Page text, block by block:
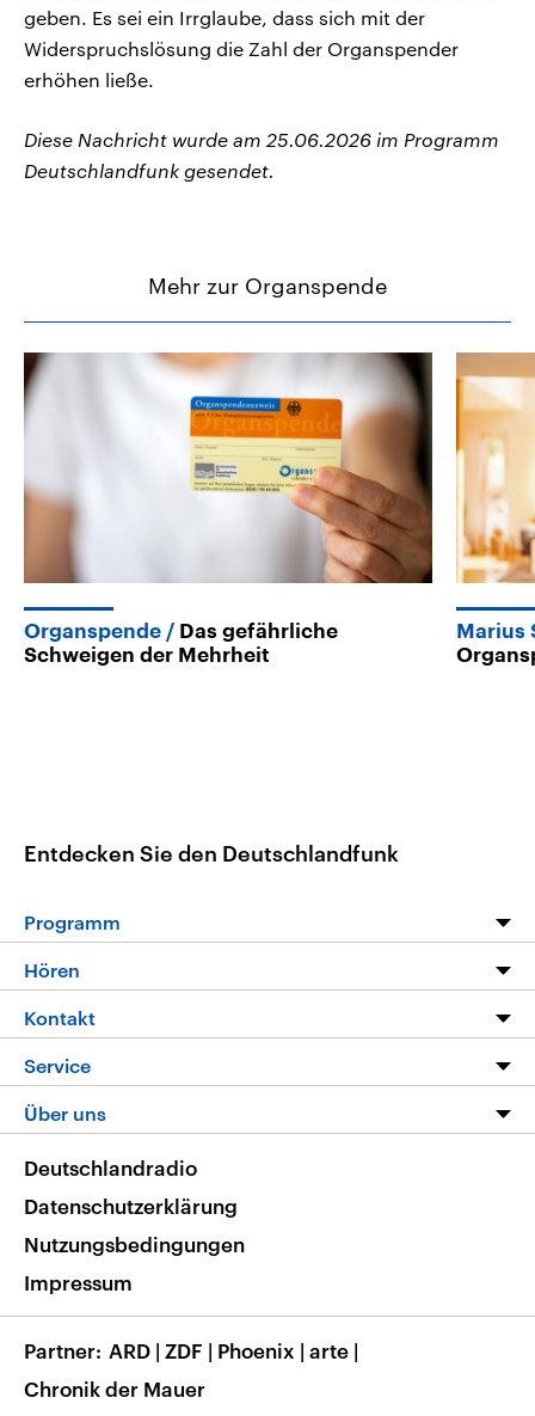
geben. Es sei ein Irrglaube, dass sich mit der
Widerspruchslösung die Zahl der Organspender
erhöhen ließe.
Diese Nachricht wurde am 25.06.2026 im Programm
Deutschlandfunk gesendet.
Mehr zur Organspende
Organspende
Das gefährliche
Schweigen der Mehrheit
Marius
Entdecken Sie den Deutschlandfunk
Programm
Programm
Die Nachrichten
Nachrichtenleicht
Neue Beiträge auf dlf.de
Hören
Livestream
Podcasts
Deutschlandfunk App
Nachrichten App
Frequenzen
Kontakt
Hörerservice
Service
FAQ
Veranstaltungen
Musikliste
RSS
Über uns
Barrierefreiheit
Deutschlandradio
Datenschutzerklärung
Nutzungsbedingungen
Impressum
Partner ARD | ZDF | Phoenix | arte |
Chronik der Mauer